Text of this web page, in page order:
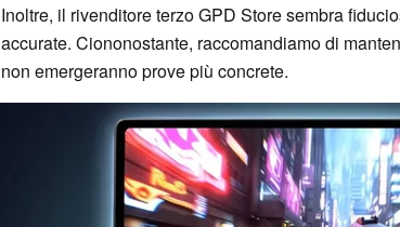
Inoltre, il rivenditore terzo GPD Store sembra
accurate. Ciononostante, raccomandiamo di
non emergeranno prove più concrete.